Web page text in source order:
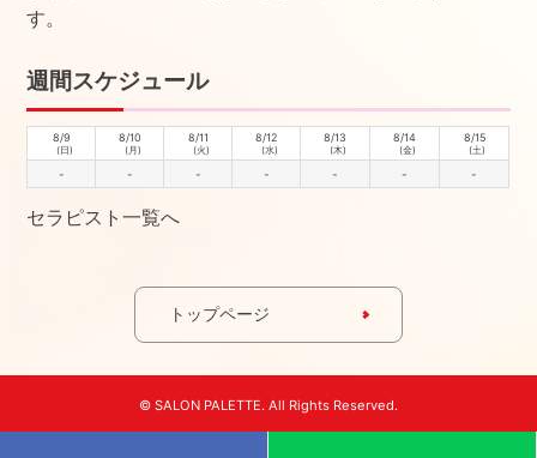
す。
週間スケジュール
8/9
(日)
8/10
(月)
8/11
(火)
8/12
(水)
8/13
(木)
8/14
(金)
8/15
(土)
- - - - - - -
セラピスト一覧へ
トップページ
© SALON PALETTE. All Rights Reserved.